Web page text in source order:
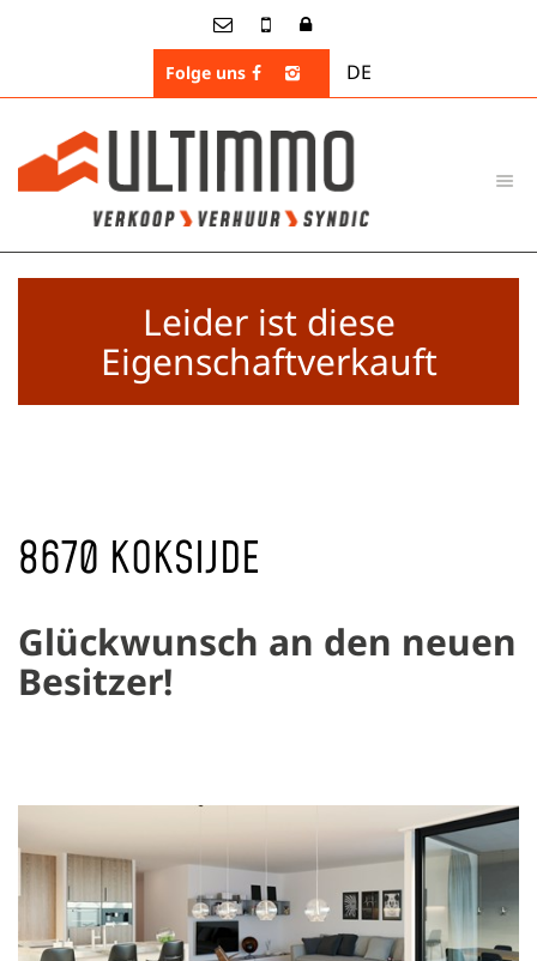
Folge uns DE
Leider ist diese
Eigenschaftverkauft
8670 KOKSIJDE
Glückwunsch an den neuen
Besitzer!